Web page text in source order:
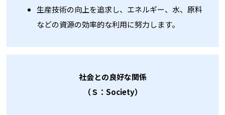
生産技術の向上を追求し、エネルギー、水、原料
などの資源の効率的な利用に努力します。
社会との良好な関係
（Ｓ：Society）